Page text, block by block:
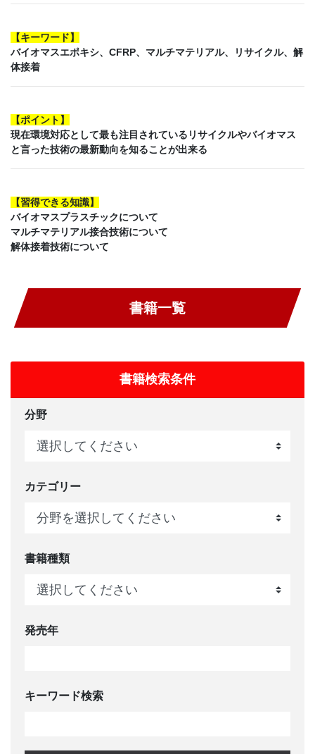
【キーワード】
バイオマスエポキシ、CFRP、マルチマテリアル、リサイクル、解
体接着
【ポイント】
現在環境対応として最も注目されているリサイクルやバイオマス
と言った技術の最新動向を知ることが出来る
【習得できる知識】
バイオマスプラスチックについて
マルチマテリアル接合技術について
解体接着技術について
書籍一覧
書籍検索条件
分野
カテゴリー
書籍種類
発売年
キーワード検索